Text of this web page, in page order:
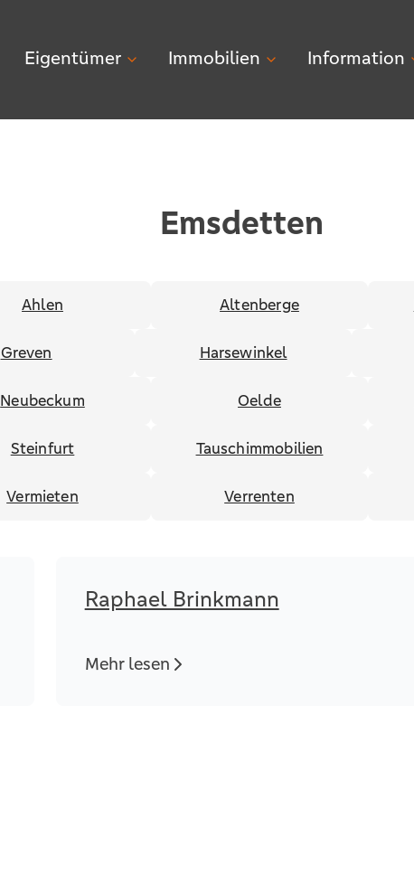
Eigentümer Immobilien Information
Emsdetten
Ahlen Altenberge
Greven Harsewinkel
Neubeckum Oelde
Steinfurt Tauschimmobilien
Vermieten Verrenten
Raphael Brinkmann
Mehr lesen